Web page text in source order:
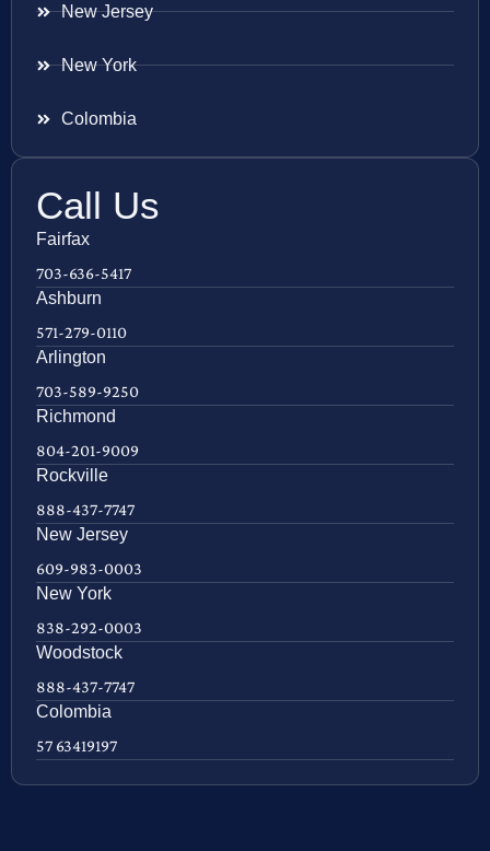
New Jersey
New York
Colombia
Call Us
Fairfax
703-636-5417
Ashburn
571-279-0110
Arlington
703-589-9250
Richmond
804-201-9009
Rockville
888-437-7747
New Jersey
609-983-0003
New York
838-292-0003
Woodstock
888-437-7747
Colombia
57 63419197